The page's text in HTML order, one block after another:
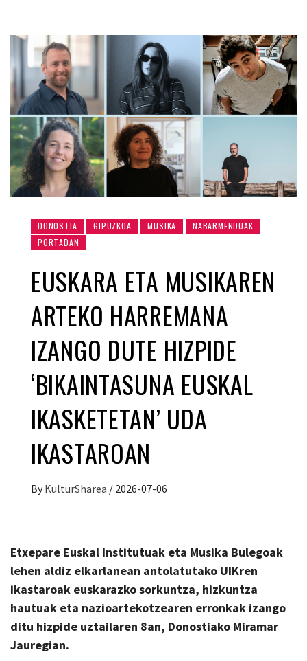
DONOSTIA GIPUZKOA MUSIKA
NABARMENDUAK
PORTADAN
EUSKARA ETA MUSIKAREN
ARTEKO HARREMANA
IZANGO DUTE HIZPIDE
‘BIKAINTASUNA EUSKAL
IKASKETETAN’ UDA
IKASTAROAN
By KulturSharea / 2026-07-06
Etxepare Euskal Institutuak eta Musika Bulegoak
lehen aldiz elkarlanean antolatutako UIKren
ikastaroak euskarazko sorkuntza, hizkuntza
hautuak eta nazioartekotzearen erronkak izango
ditu hizpide uztailaren 8an, Donostiako Miramar
Jauregian.